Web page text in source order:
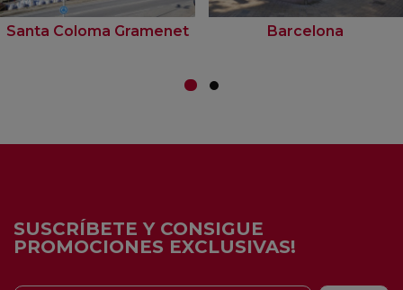
Santa Coloma Gramenet Barcelona
SUSCRÍBETE Y CONSIGUE
PROMOCIONES EXCLUSIVAS!